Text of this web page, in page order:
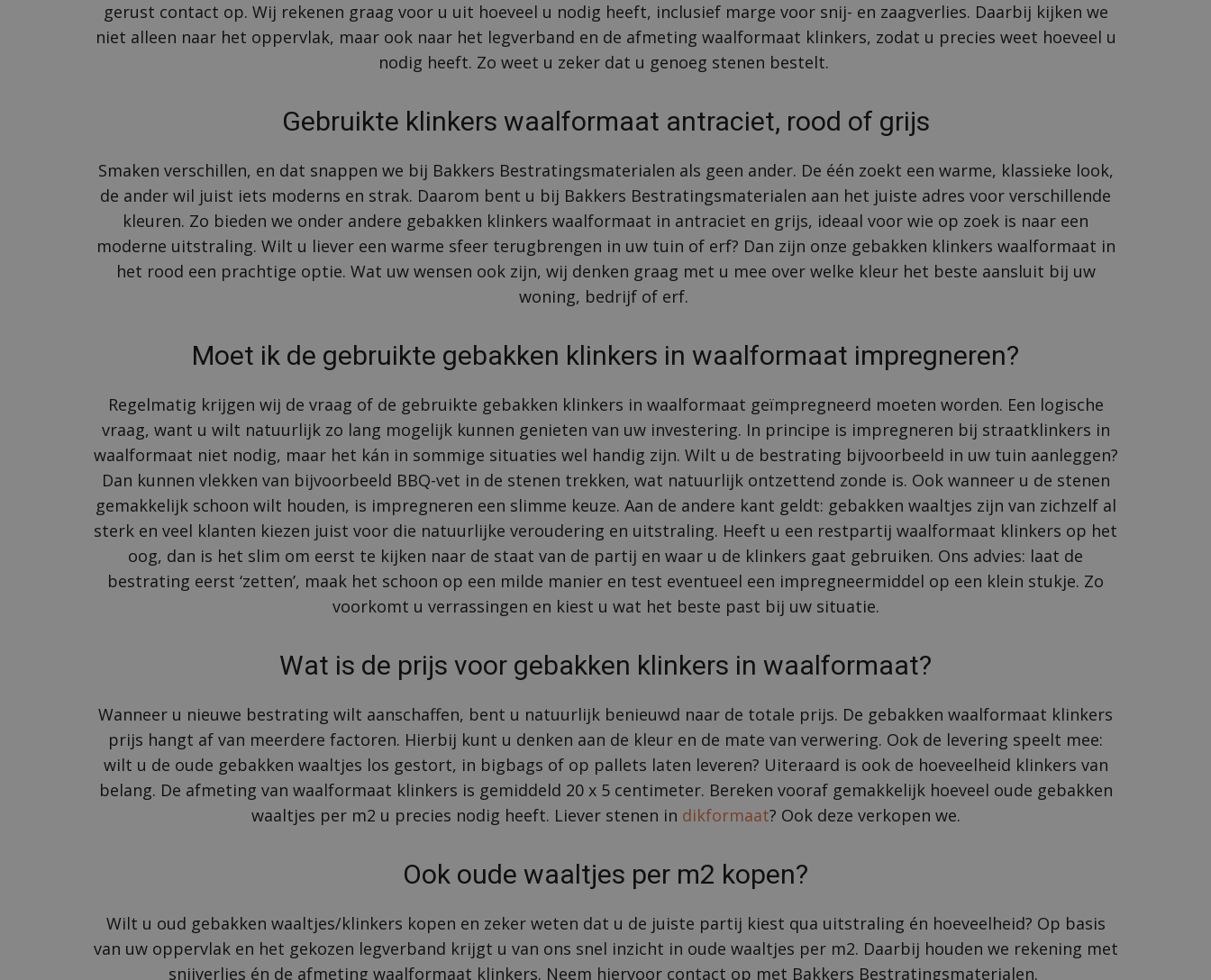
gerust contact op. Wij rekenen graag voor u uit hoeveel u nodig heeft, inclusief marge voor snij- en zaagverlies. Daarbij kijken we
niet alleen naar het oppervlak, maar ook naar het legverband en de afmeting waalformaat klinkers, zodat u precies weet hoeveel u
nodig heeft. Zo weet u zeker dat u genoeg stenen bestelt.
Gebruikte klinkers waalformaat antraciet, rood of grijs
Smaken verschillen, en dat snappen we bij Bakkers Bestratingsmaterialen als geen ander. De één zoekt een warme, klassieke look,
de ander wil juist iets moderns en strak. Daarom bent u bij Bakkers Bestratingsmaterialen aan het juiste adres voor verschillende
kleuren. Zo bieden we onder andere gebakken klinkers waalformaat in antraciet en grijs, ideaal voor wie op zoek is naar een
moderne uitstraling. Wilt u liever een warme sfeer terugbrengen in uw tuin of erf? Dan zijn onze gebakken klinkers waalformaat in
het rood een prachtige optie. Wat uw wensen ook zijn, wij denken graag met u mee over welke kleur het beste aansluit bij uw
woning, bedrijf of erf.
Moet ik de gebruikte gebakken klinkers in waalformaat impregneren?
Regelmatig krijgen wij de vraag of de gebruikte gebakken klinkers in waalformaat geïmpregneerd moeten worden. Een logische
vraag, want u wilt natuurlijk zo lang mogelijk kunnen genieten van uw investering. In principe is impregneren bij straatklinkers in
waalformaat niet nodig, maar het kán in sommige situaties wel handig zijn. Wilt u de bestrating bijvoorbeeld in uw tuin aanleggen?
Dan kunnen vlekken van bijvoorbeeld BBQ-vet in de stenen trekken, wat natuurlijk ontzettend zonde is. Ook wanneer u de stenen
gemakkelijk schoon wilt houden, is impregneren een slimme keuze. Aan de andere kant geldt: gebakken waaltjes zijn van zichzelf al
sterk en veel klanten kiezen juist voor die natuurlijke veroudering en uitstraling. Heeft u een restpartij waalformaat klinkers op het
oog, dan is het slim om eerst te kijken naar de staat van de partij en waar u de klinkers gaat gebruiken. Ons advies: laat de
bestrating eerst ‘zetten’, maak het schoon op een milde manier en test eventueel een impregneermiddel op een klein stukje. Zo
voorkomt u verrassingen en kiest u wat het beste past bij uw situatie.
Wat is de prijs voor gebakken klinkers in waalformaat?
Wanneer u nieuwe bestrating wilt aanschaffen, bent u natuurlijk benieuwd naar de totale prijs. De gebakken waalformaat klinkers
prijs hangt af van meerdere factoren. Hierbij kunt u denken aan de kleur en de mate van verwering. Ook de levering speelt mee:
wilt u de oude gebakken waaltjes los gestort, in bigbags of op pallets laten leveren? Uiteraard is ook de hoeveelheid klinkers van
belang. De afmeting van waalformaat klinkers is gemiddeld 20 x 5 centimeter. Bereken vooraf gemakkelijk hoeveel oude gebakken
waaltjes per m2 u precies nodig heeft. Liever stenen in dikformaat? Ook deze verkopen we.
Ook oude waaltjes per m2 kopen?
Wilt u oud gebakken waaltjes/klinkers kopen en zeker weten dat u de juiste partij kiest qua uitstraling én hoeveelheid? Op basis
van uw oppervlak en het gekozen legverband krijgt u van ons snel inzicht in oude waaltjes per m2. Daarbij houden we rekening met
snijverlies én de afmeting waalformaat klinkers. Neem hiervoor contact op met Bakkers Bestratingsmaterialen.